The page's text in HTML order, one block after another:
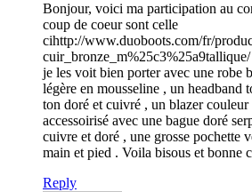
Bonjour, voici ma participation au
coup de coeur sont celle
cihttp://www.duoboots.com/fr/
cuir_bronze_m%25c3%25a9tallique/
je les voit bien porter avec une robe
légère en mousseline , un headband
ton doré et cuivré , un blazer
accessoirisé avec une bague doré
cuivre et doré , une grosse pochette
main et pied . Voila bisous et bonne
Reply